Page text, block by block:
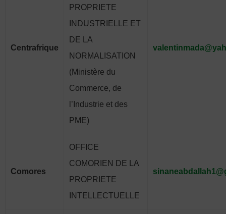
Centrafrique
PROPRIETE
INDUSTRIELLE ET
DE LA
NORMALISATION
(Ministère du
Commerce, de
l’Industrie et des
PME)
Comores
OFFICE
COMORIEN DE LA
PROPRIETE
INTELLECTUELLE